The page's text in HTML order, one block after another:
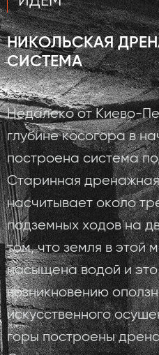
НИКОЛЬСКАЯ
СИСТЕМА ​
Недалеко от Киево-
глубине косогора в
построена система
Старинная
насчитывает около
подземных ходов на
том, что земля в этой
насыщена водой и
возникновению
искусственного
горы построены